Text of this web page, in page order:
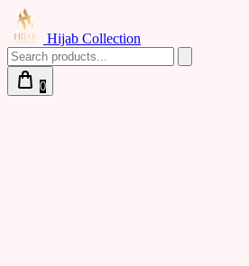
Hijab Collection
0